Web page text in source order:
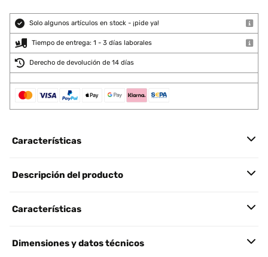
Solo algunos artículos en stock - ¡pide ya!
Tiempo de entrega: 1 - 3 días laborales
Derecho de devolución de 14 días
Características
Descripción del producto
Características
Dimensiones y datos técnicos